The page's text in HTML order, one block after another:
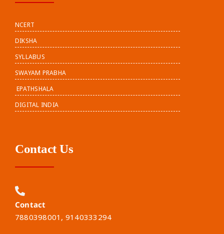
NCERT
DIKSHA
SYLLABUS
SWAYAM PRABHA
EPATHSHALA
DIGITAL INDIA
Contact Us
Contact
7880398001, 9140333294